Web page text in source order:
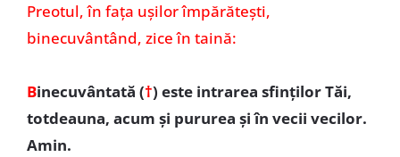
Preotul, în fața ușilor împărătești,
binecuvântând, zice în taină:
Binecuvântată (†) este intrarea sfinților Tăi,
totdeauna, acum și pururea și în vecii vecilor.
Amin.